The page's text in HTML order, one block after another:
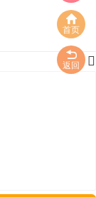
首页
返回 